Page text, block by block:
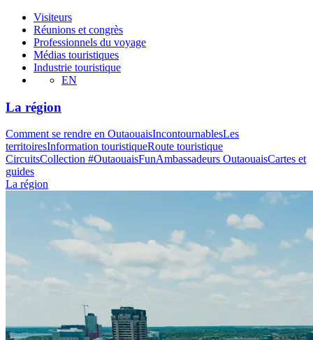
Visiteurs
Réunions et congrès
Professionnels du voyage
Médias touristiques
Industrie touristique
EN
La région
Comment se rendre en OutaouaisIncontournablesLes
territoiresInformation touristiqueRoute touristique
CircuitsCollection #OutaouaisFunAmbassadeurs OutaouaisCartes et
guides
La région